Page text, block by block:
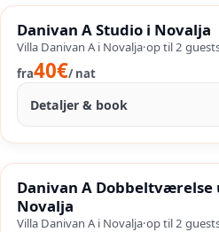
SALES
OP TIL−61%
Danivan A Studio i Novalja
Villa Danivan A i Novalja·op til2
fra40€/nat
Detaljer & book
SALES
OP TIL −28%
Danivan A Dobbeltværelse
Novalja
Villa Danivan A i Novalja·op til2